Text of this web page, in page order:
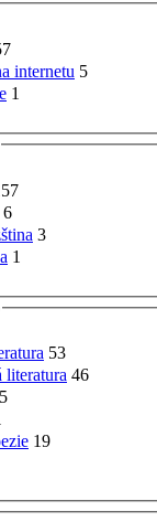
internetu 5
1
6
3
1
53
literatura 46
19